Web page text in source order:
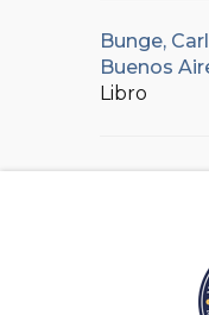
Bunge,
Buenos
Libro